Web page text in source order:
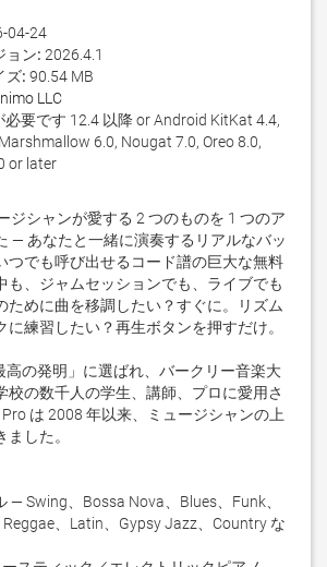
04-24
ョン: 2026.4.1
ズ: 90.54 MB
LLC
必要です 12.4 以降 or Android KitKat 4.4,
6.0, Nougat 7.0, Oreo 8.0,
or later
ジシャンが愛する 2 つのものを 1 つのア
— あなたと一緒に演奏するリアルなバッ
つでも呼び出せるコード譜の巨大な無料
も、ジャムセッションでも、ライブでも
ために曲を移調したい？すぐに。リズム
に練習したい？再生ボタンを押すだけ。
高の発明」に選ばれ、バークリー音楽大
校の数千人の学生、講師、プロに愛用さ
は 2008 年以来、ミュージシャンの上
した。
— Swing、Bossa Nova、Blues、Funk、
、Latin、Gypsy Jazz、Country な